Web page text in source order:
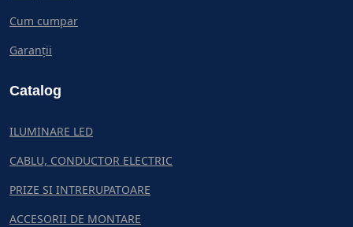
Cum cumpar
Garanții
Catalog
ILUMINARE LED
CABLU, CONDUCTOR ELECTRIC
PRIZE SI INTRERUPATOARE
ACCESORII DE MONTARE